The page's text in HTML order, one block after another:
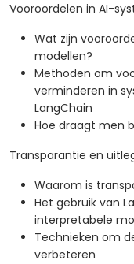
Vooroordelen in AI-
Wat zijn
modellen?
Methoden om
verminderen in
LangChain
Hoe draagt men
Transparantie en
Waarom is
Het gebruik van
interpretabele
Technieken om
verbeteren